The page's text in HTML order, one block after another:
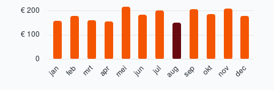
chart
bars.
volgende
graphic.
jan feb mrt apr mei jun jul aug sep okt nov dec
0
€ 100
€ 200